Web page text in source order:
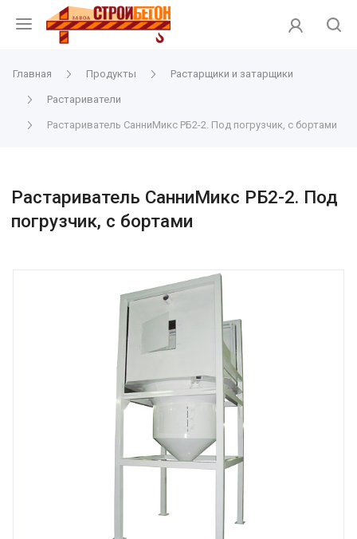
Главная Продукты Растарщики и затарщики
Растариватели
Растариватель СанниМикс РБ2-2. Под погрузчик, с бортами
Растариватель СанниМикс РБ2-2. Под
погрузчик, с бортами